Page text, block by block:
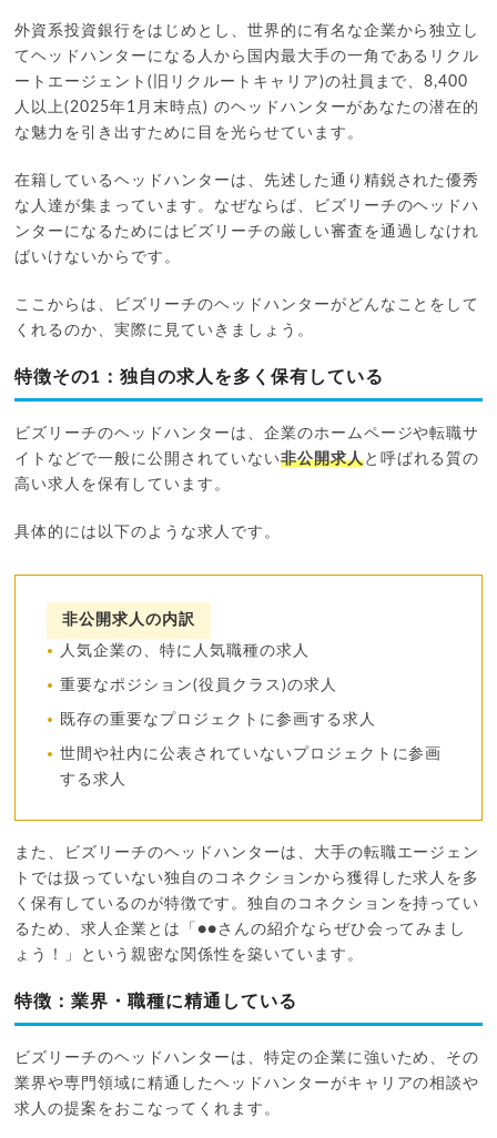
外資系投資銀行をはじめとし、世界的に有名な企業から独立し
てヘッドハンターになる人から国内最大手の一角であるリクル
ートエージェント(旧リクルートキャリア)の社員まで、8,400
人以上(2025年1月末時点) のヘッドハンターがあなたの潜在的
な魅力を引き出すために目を光らせています。
在籍しているヘッドハンターは、先述した通り精鋭された優秀
な人達が集まっています。なぜならば、ビズリーチのヘッドハ
ンターになるためにはビズリーチの厳しい審査を通過しなけれ
ばいけないからです。
ここからは、ビズリーチのヘッドハンターがどんなことをして
くれるのか、実際に見ていきましょう。
特徴その1：独自の求人を多く保有している
ビズリーチのヘッドハンターは、企業のホームページや転職サ
イトなどで一般に公開されていない非公開求人と呼ばれる質の
高い求人を保有しています。
具体的には以下のような求人です。
非公開求人の内訳
人気企業の、特に人気職種の求人
重要なポジション(役員クラス)の求人
既存の重要なプロジェクトに参画する求人
世間や社内に公表されていないプロジェクトに参画
する求人
また、ビズリーチのヘッドハンターは、大手の転職エージェン
トでは扱っていない独自のコネクションから獲得した求人を多
く保有しているのが特徴です。独自のコネクションを持ってい
るため、求人企業とは「●●さんの紹介ならぜひ会ってみまし
ょう！」という親密な関係性を築いています。
特徴：業界・職種に精通している
ビズリーチのヘッドハンターは、特定の企業に強いため、その
業界や専門領域に精通したヘッドハンターがキャリアの相談や
求人の提案をおこなってくれます。